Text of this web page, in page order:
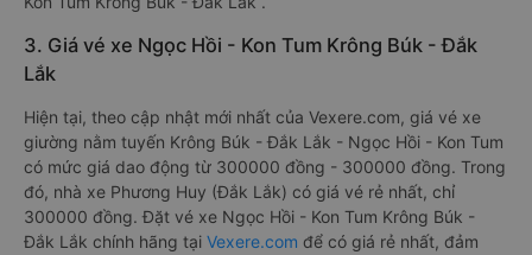
3. Giá vé xe Ngọc Hồi - Kon Tum Krông Búk - Đắk
Lắk
Hiện tại, theo cập nhật mới nhất của Vexere.com, giá vé xe
giường nằm tuyến Krông Búk - Đắk Lắk - Ngọc Hồi - Kon Tum
có mức giá dao động từ 300000 đồng - 300000 đồng. Trong
đó, nhà xe Phương Huy (Đắk Lắk) có giá vé rẻ nhất, chỉ
300000 đồng. Đặt vé xe Ngọc Hồi - Kon Tum Krông Búk -
Đắk Lắk chính hãng tại Vexere.com để có giá rẻ nhất, đảm